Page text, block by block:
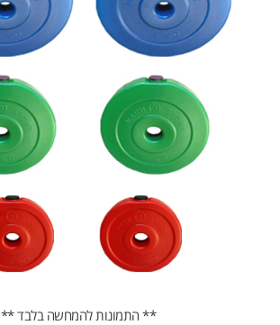
** התמונות להמחשה בלבד **